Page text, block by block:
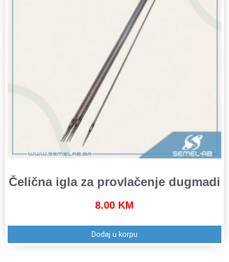
Čelična igla za provlačenje dugmadi
8.00 KM
Dodaj u korpu